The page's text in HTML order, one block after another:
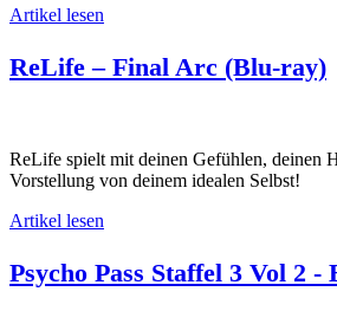
Artikel lesen
ReLife – Final Arc (Blu-ray)
ReLife spielt mit deinen Gefühlen, deinen
Vorstellung von deinem idealen Selbst!
Artikel lesen
Psycho Pass Staffel 3 Vol 2 -